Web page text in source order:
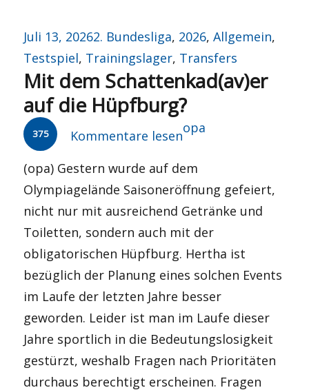
Veröffentlicht
am
Juli 13, 2026Kategorien
2. Bundesliga, 2026,Allgemein,
Testspiel, Trainingslager, Transfers
Mit dem Schattenkad(av)er
auf die Hüpfburg?
375 Kommentare lesen
Autor
opa
(opa) Gestern wurde auf dem
Olympiagelände Saisoneröffnung gefeiert,
nicht nur mit ausreichend Getränke und
Toiletten, sondern auch mit der
obligatorischen Hüpfburg. Hertha ist
bezüglich der Planung eines solchen Events
im Laufe der letzten Jahre besser
geworden. Leider ist man im Laufe dieser
Jahre sportlich in die Bedeutungslosigkeit
gestürzt, weshalb Fragen nach Prioritäten
durchaus berechtigt erscheinen. Fragen